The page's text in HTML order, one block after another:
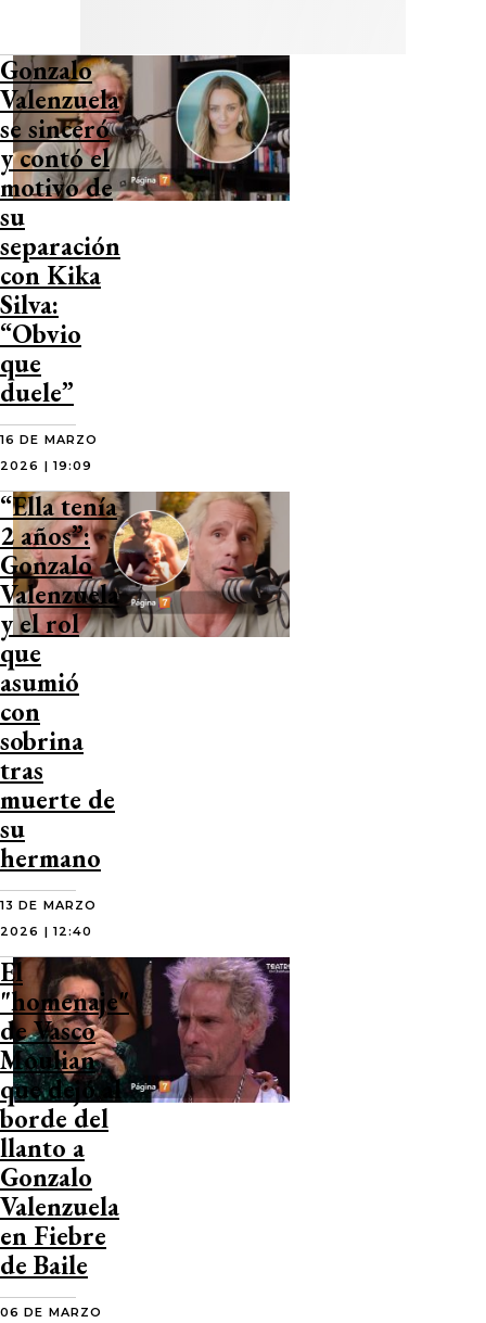
Gonzalo
Valenzuela
se sinceró
y contó el
motivo de
su
separación
con Kika
Silva:
“Obvio
que
duele”
16 DE MARZO
2026 | 19:09
“Ella tenía
2 años”:
Gonzalo
Valenzuela
y el rol
que
asumió
con
sobrina
tras
muerte de
su
hermano
13 DE MARZO
2026 | 12:40
El
"homenaje"
de Vasco
Moulian
que dejó al
borde del
llanto a
Gonzalo
Valenzuela
en Fiebre
de Baile
06 DE MARZO